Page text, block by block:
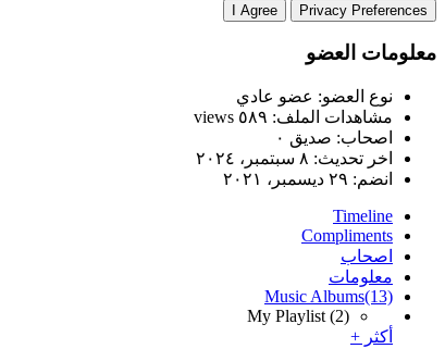
Privacy Preferences
I Agree
معلومات العضو
نوع العضو: عضو عادي
مشاهدات الملف: ٥٨٩ views
اصحاب: صديق ٠
اخر تحديث: ٨ سبتمبر، ٢٠٢٤
انضم: ٢٩ ديسمبر، ٢٠٢١
Timeline
Compliments
اصحاب
معلومات
Music Albums(13)
My Playlist (2)
أكثر +